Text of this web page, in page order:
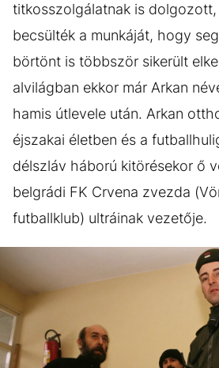
titkosszolgálatnak is
becsülték a munkáját, hogy
börtönt is többször sikerült
alvilágban ekkor már Arkan
hamis útlevele után. Arkan
éjszakai életben és a
délszláv háború kitörésekor ő
belgrádi FK Crvena zvezda
futballklub) ultráinak vezetője.